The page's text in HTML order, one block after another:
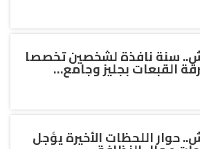
سنة نافذة لشخصين تخصصا
القبعات بجليز وجامع…
حوار اللحظات الأخيرة يؤجل